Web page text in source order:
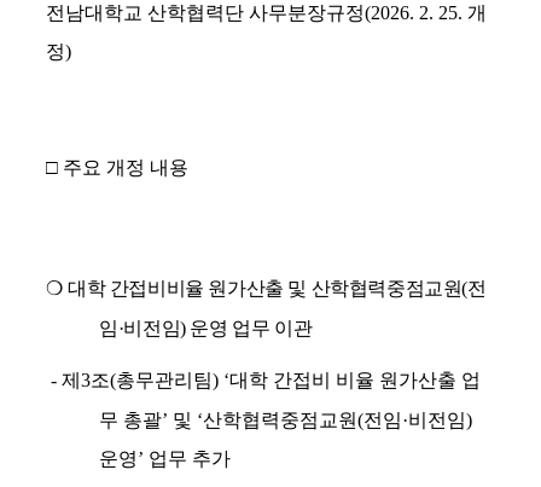
전남대학교 산학협력단 사무분장규정(2026. 2. 25. 개
정)
□ 주요 개정 내용
❍ 대학 간접비비율 원가산출 및 산학협력중점교원(전
임·비전임) 운영 업무 이관
- 제 3조(총무관리팀) ‘대학 간접비 비율 원가산출 업
무 총괄’ 및 ‘산학협력중점교원(전임·비전임)
운영’ 업무 추가